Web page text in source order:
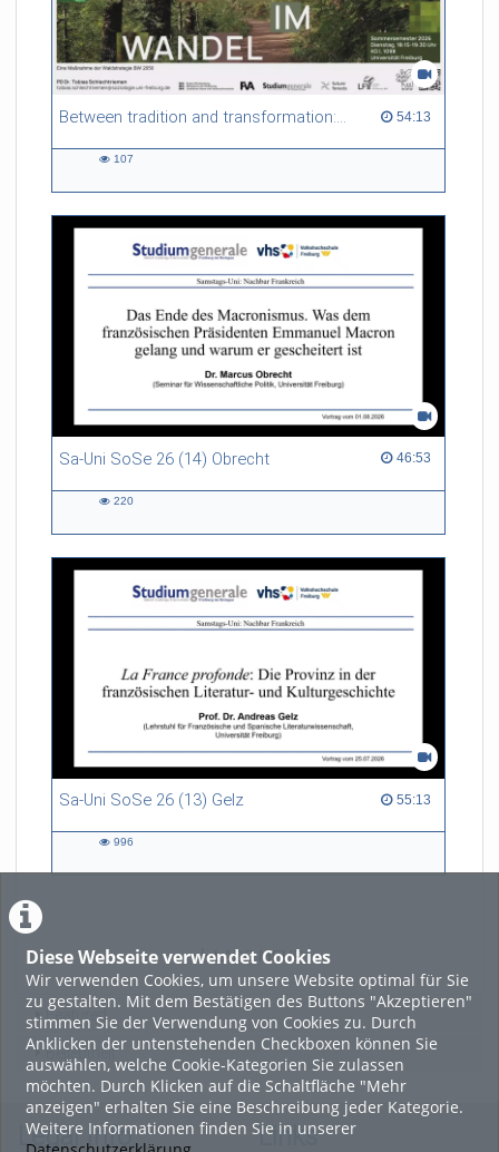
Diese Webseite verwendet Cookies
Wir verwenden Cookies, um unsere Website optimal für Sie
zu gestalten. Mit dem Bestätigen des Buttons "Akzeptieren"
stimmen Sie der Verwendung von Cookies zu. Durch
Anklicken der untenstehenden Checkboxen können Sie
auswählen, welche Cookie-Kategorien Sie zulassen
möchten. Durch Klicken auf die Schaltfläche "Mehr
anzeigen" erhalten Sie eine Beschreibung jeder Kategorie.
Weitere Informationen finden Sie in unserer
Between tradition and transformation: how owners, advisers and institutions co-create knowledge for resilient forests in Europe 54:13
54:13 duration
107
Sa-Uni SoSe 26 (14) Obrecht 46:53
46:53 duration
220
Sa-Uni SoSe 26 (13) Gelz 55:13
55:13 duration
996
LADE MEHR
Featured
Beliebtheit
Legal Info Links